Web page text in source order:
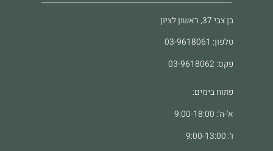
בן צבי 37, ראשון לציון
טלפון: 03-9618061
פקס: 03-9618062
פתוח בימים:
א'-ה': 9:00-18:00
ו': 9:00-13:00